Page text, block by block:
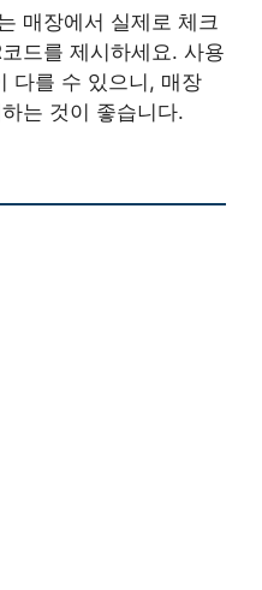
매장에서 실제로 체크
드를 제시하세요. 사용
다를 수 있으니, 매장
는 것이 좋습니다.